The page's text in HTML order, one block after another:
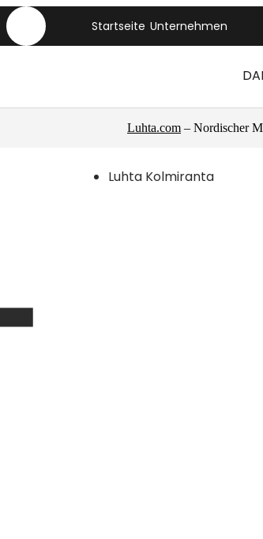
Startseite Unternehmen
Luhta.com – Nordischer
Luhta Kolmiranta